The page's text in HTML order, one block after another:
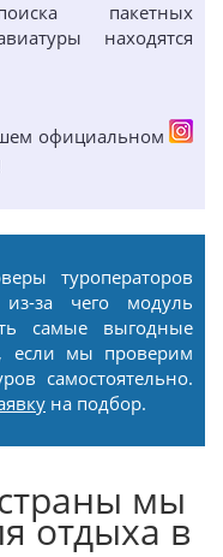
пакетных
находятся
официальном
туроператоров
за чего модуль
самые выгодные
если мы проверим
самостоятельно.
на подбор.
мы
отдыха в